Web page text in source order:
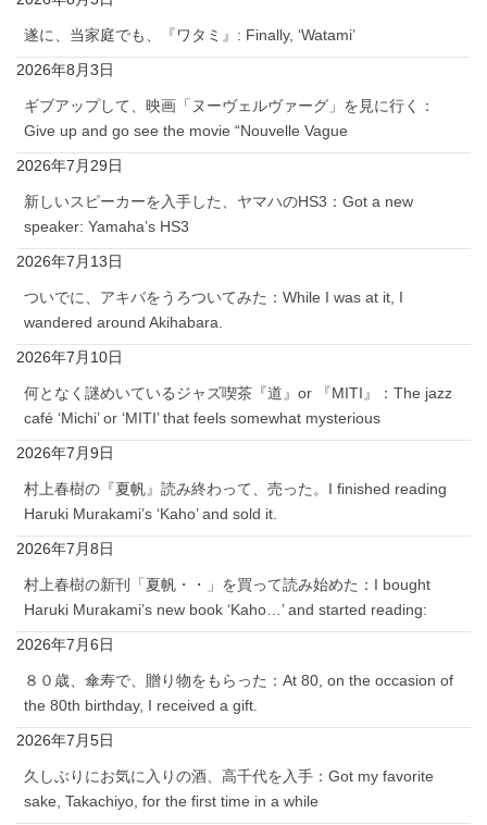
遂に、当家庭でも、『ワタミ』: Finally, ‘Watami’
2026年8月3日
ギブアップして、映画「ヌーヴェルヴァーグ」を見に行く：
Give up and go see the movie “Nouvelle Vague
2026年7月29日
新しいスピーカーを入手した、ヤマハのHS3：Got a new
speaker: Yamaha’s HS3
2026年7月13日
ついでに、アキバをうろついてみた：While I was at it, I
wandered around Akihabara.
2026年7月10日
何となく謎めいているジャズ喫茶『道』or 『MITI』：The jazz
café ‘Michi’ or ‘MITI’ that feels somewhat mysterious
2026年7月9日
村上春樹の『夏帆』読み終わって、売った。I finished reading
Haruki Murakami’s ‘Kaho’ and sold it.
2026年7月8日
村上春樹の新刊「夏帆・・」を買って読み始めた：I bought
Haruki Murakami’s new book ‘Kaho…’ and started reading:
2026年7月6日
８０歳、傘寿で、贈り物をもらった：At 80, on the occasion of
the 80th birthday, I received a gift.
2026年7月5日
久しぶりにお気に入りの酒、高千代を入手：Got my favorite
sake, Takachiyo, for the first time in a while